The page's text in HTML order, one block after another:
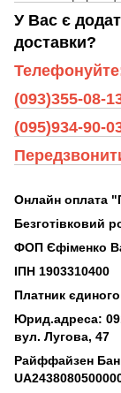
У Вас є
доставки?
(093)355-08-
(095)934-90-
Онлайн оплата
Безготівковий
ФОП Єфіменко
ІПН 1903310400
Платник
Юрид.адреса:
вул. Лугова, 47
Райффайзен